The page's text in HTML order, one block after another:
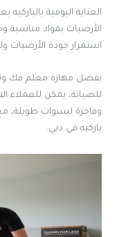
العناية اليومية
الأرضيات بمواد مناسبة
استمرار جودة الأرضيات
بفضل مهارة معلم فك
للصيانة، يمكن للعملاء
وفاخرة لسنوات طويلة،
باركيه في دبي.